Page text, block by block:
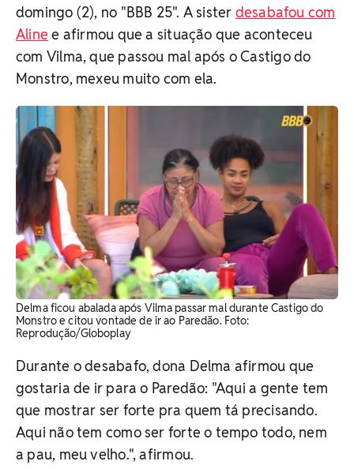
domingo (2), no "BBB 25". A sister desabafou com
Aline e afirmou que a situação que aconteceu
com Vilma, que passou mal após o Castigo do
Monstro, mexeu muito com ela.
Delma ficou abalada após Vilma passar mal durante Castigo do
Monstro e citou vontade de ir ao Paredão. Foto:
Reprodução/Globoplay
Durante o desabafo, dona Delma afirmou que
gostaria de ir para o Paredão: "Aqui a gente tem
que mostrar ser forte pra quem tá precisando.
Aqui não tem como ser forte o tempo todo, nem
a pau, meu velho.", afirmou.